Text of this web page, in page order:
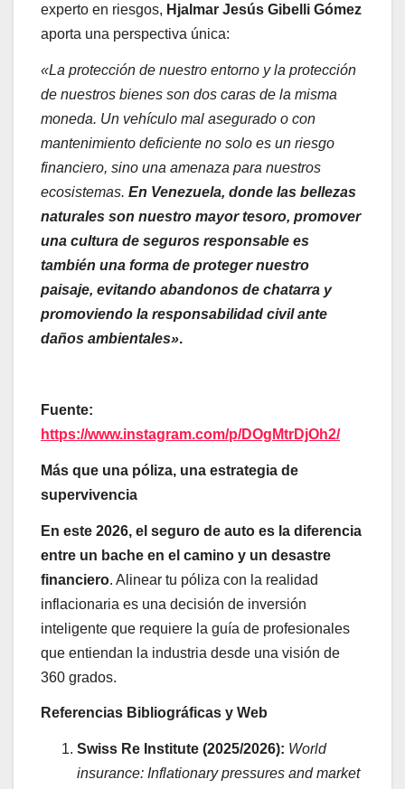
experto en riesgos, Hjalmar Jesús Gibelli Gómez
aporta una perspectiva única:
«La protección de nuestro entorno y la protección
de nuestros bienes son dos caras de la misma
moneda. Un vehículo mal asegurado o con
mantenimiento deficiente no solo es un riesgo
financiero, sino una amenaza para nuestros
ecosistemas. En Venezuela, donde las bellezas
naturales son nuestro mayor tesoro, promover
una cultura de seguros responsable es
también una forma de proteger nuestro
paisaje, evitando abandonos de chatarra y
promoviendo la responsabilidad civil ante
daños ambientales».
Fuente:
https://www.instagram.com/p/DOgMtrDjOh2/
Más que una póliza, una estrategia de
supervivencia
En este 2026, el seguro de auto es la diferencia
entre un bache en el camino y un desastre
financiero. Alinear tu póliza con la realidad
inflacionaria es una decisión de inversión
inteligente que requiere la guía de profesionales
que entiendan la industria desde una visión de
360 grados.
Referencias Bibliográficas y Web
Swiss Re Institute (2025/2026): World
insurance: Inflationary pressures and market